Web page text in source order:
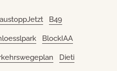
B49
BlockIAA
Dieti